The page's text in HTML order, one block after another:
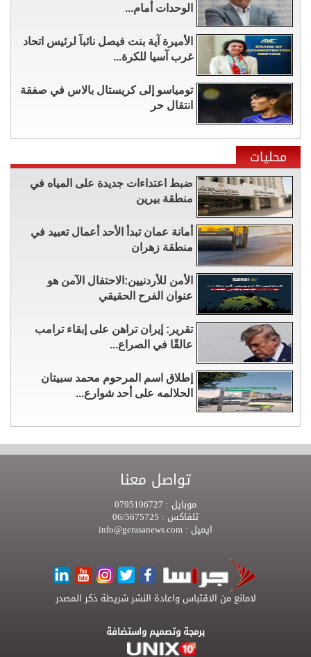
الوحدات أمام...
الأميرة آية بنت فيصل نائباً لرئيس اتحاد
غرب آسيا للكرة...
تومياسو إلى كريستال بالاس في صفقة
انتقال حر
محليات
ضبط اعتداءات جديدة على المياه في
منطقة بيرين
أمانة عمان تبدأ الأحد أعمال تعبيد في
منطقة زهران
الأمن للأردنيين:الاحتفال الآمن هو
عنوان الفرح الحقيقي
تقرير: إيران تراهن على إبقاء ترامب
عالقًا في الصراع...
إطلاق اسم المرحوم محمد سبيتان
الحلالمه على أحد شوارع...
تواصل معنا
موبايل :
تلفاكس :
ايميل :
لامانع من الاقتباس واعادة النشر شريطة ذكر المصدر
برمجة وتصميم واستضافة